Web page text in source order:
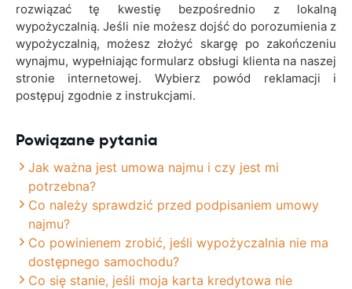
rozwiązać tę kwestię bezpośrednio z lokalną
wypożyczalnią. Jeśli nie możesz dojść do porozumienia z
wypożyczalnią, możesz złożyć skargę po zakończeniu
wynajmu, wypełniając formularz obsługi klienta na naszej
stronie internetowej. Wybierz powód reklamacji i
postępuj zgodnie z instrukcjami.
Powiązane pytania
Jak ważna jest umowa najmu i czy jest mi
potrzebna?
Co należy sprawdzić przed podpisaniem umowy
najmu?
Co powinienem zrobić, jeśli wypożyczalnia nie ma
dostępnego samochodu?
Co się stanie, jeśli moja karta kredytowa nie